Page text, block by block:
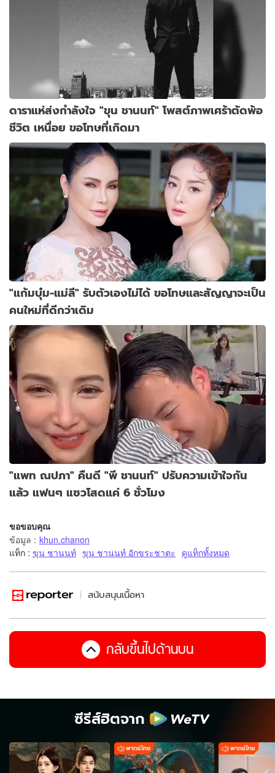
ดาราแห่ส่งกำลังใจ "ขุน ชานนท์" โพสต์ภาพเศร้าตัดพ้อ
ชีวิต เหนื่อย ขอโทษที่เกิดมา
"แก้มบุ๋ม-แม่ลี" รับตัวเองไม่ได้ ขอโทษและสัญญาจะเป็น
คนใหม่ที่ดีกว่าเดิม
"แพท ณปภา" คืนดี "พี ชานนท์" ปรับความเข้าใจกัน
แล้ว แฟนๆ แซวโสดแค่ 6 ชั่วโมง
ขอขอบคุณ
ข้อมูล : khun.chanon
แท็ก : ขุน ชานนท์ ขุน ชานนท์ อักขระชาตะ ดูแท็กทั้งหมด
สนับสนุนเนื้อหา
กลับขึ้นไปด้านบน
ซีรีส์ฮิตจาก